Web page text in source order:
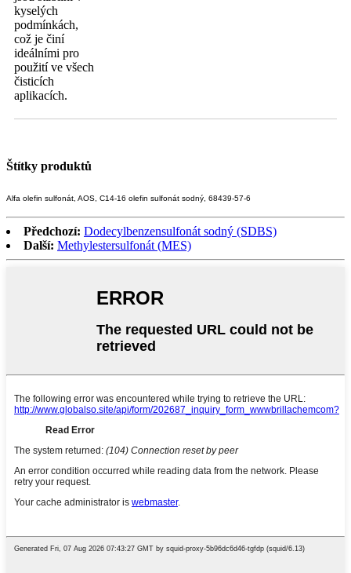
kyselých
podmínkách,
což je činí
ideálními pro
použití ve všech
čisticích
aplikacích.
Štítky produktů
Alfa olefin sulfonát, AOS, C14-16 olefin sulfonát sodný, 68439-57-6
Předchozí: Dodecylbenzensulfonát sodný (SDBS)
Další: Methylestersulfonát (MES)